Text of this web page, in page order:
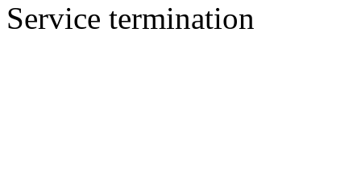
Service termination